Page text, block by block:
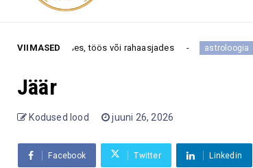
VIIMASED
töös või rahaasjades astroloogia Need 3
Jäär
Kodused lood juuni 26, 2026
Facebook Twitter Linkedin